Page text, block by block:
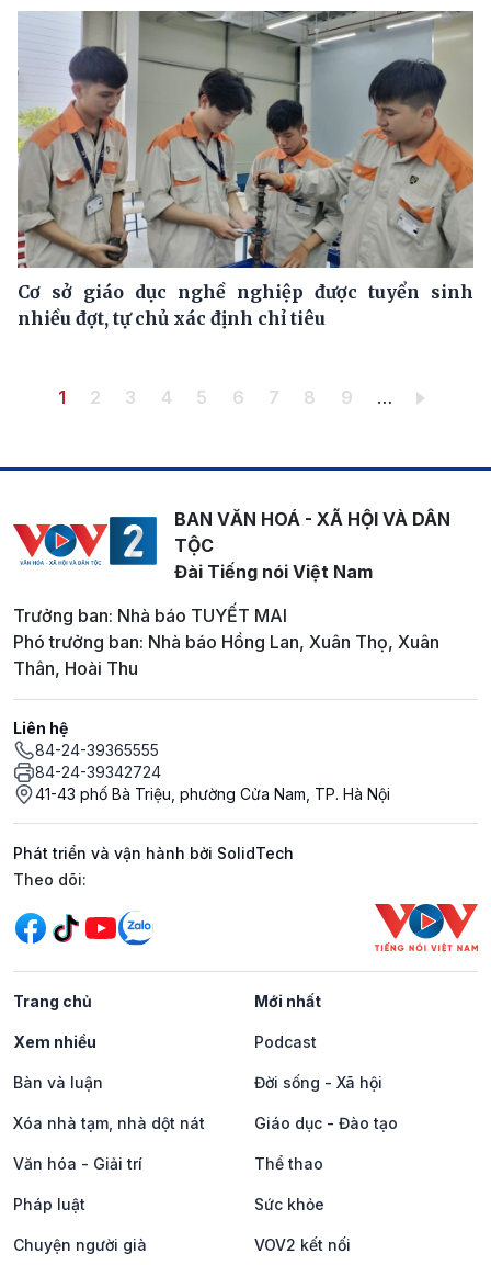
Cơ sở giáo dục nghề nghiệp được tuyển sinh
nhiều đợt, tự chủ xác định chỉ tiêu
Pagination
Trang hiện thời
1 Trang
2 Trang
3 Trang
4 Trang
5 Trang
6 Trang
7 Trang
8 Trang
9 …
BAN VĂN HOÁ - XÃ HỘI VÀ DÂN
TỘC
Đài Tiếng nói Việt Nam
Trưởng ban: Nhà báo TUYẾT MAI
Phó trưởng ban: Nhà báo Hồng Lan, Xuân Thọ, Xuân
Thân, Hoài Thu
Liên hệ
84-24-39365555
84-24-39342724
41-43 phố Bà Triệu, phường Cửa Nam, TP. Hà Nội
Phát triển và vận hành bởi SolidTech
Mạng xã hội
Theo dõi:
Trang chủ Mới nhất
Xem nhiều Podcast
Bàn và luận Đời sống - Xã hội
Xóa nhà tạm, nhà dột nát Giáo dục - Đào tạo
Văn hóa - Giải trí Thể thao
Pháp luật Sức khỏe
Chuyện người già VOV2 kết nối